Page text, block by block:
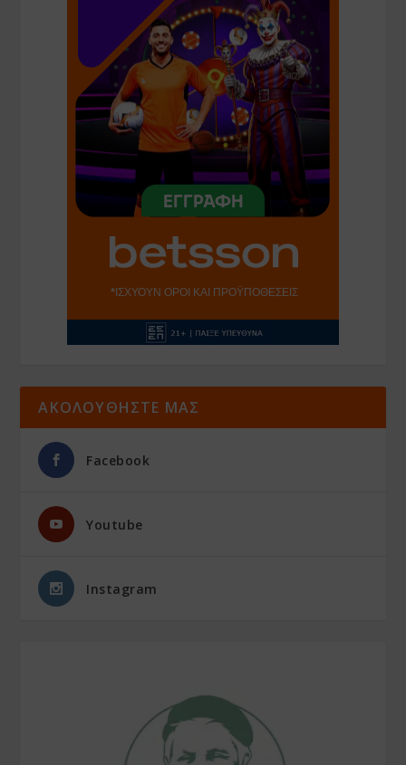
ΑΚΟΛΟΥΘΗΣΤΕ ΜΑΣ
Facebook
Youtube
Instagram